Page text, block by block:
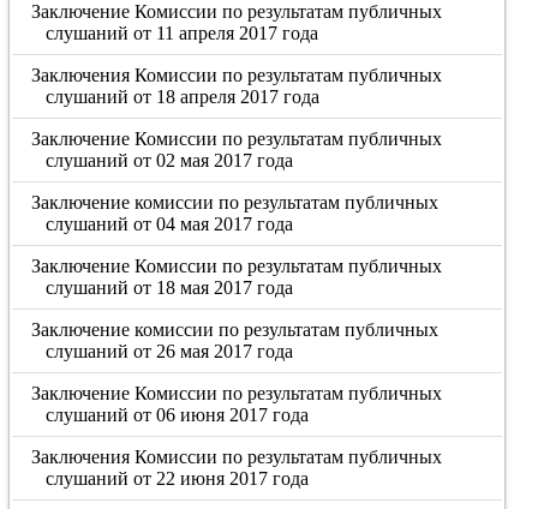
Заключение Комиссии по результатам публичных
слушаний от 11 апреля 2017 года
Заключения Комиссии по результатам публичных
слушаний от 18 апреля 2017 года
Заключение Комиссии по результатам публичных
слушаний от 02 мая 2017 года
Заключение комиссии по результатам публичных
слушаний от 04 мая 2017 года
Заключение Комиссии по результатам публичных
слушаний от 18 мая 2017 года
Заключение комиссии по результатам публичных
слушаний от 26 мая 2017 года
Заключение Комиссии по результатам публичных
слушаний от 06 июня 2017 года
Заключения Комиссии по результатам публичных
слушаний от 22 июня 2017 года